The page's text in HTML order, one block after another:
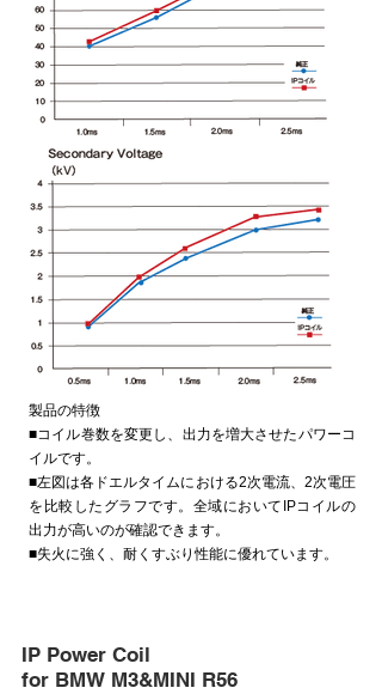
製品の特徴
■コイル巻数を変更し、出力を増大させたパワーコ
イルです。
■左図は各ドエルタイムにおける2次電流、2次電圧
を比較したグラフです。全域においてIPコイルの
出力が高いのが確認できます。
■失火に強く、耐くすぶり性能に優れています。
IP Power Coil
for BMW M3&MINI R56